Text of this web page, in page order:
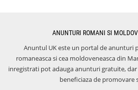
ANUNTURI ROMANI SI
Anuntul UK este un portal de anunturi
romaneasca si cea moldoveneasca din
inregistrati pot adauga anunturi gratuite,
beneficiaza de promovare